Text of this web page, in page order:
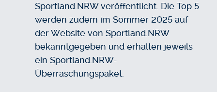
Sportland.NRW veröffentlicht. Die Top 5
werden zudem im Sommer 2025 auf
der Website von Sportland.NRW
bekanntgegeben und erhalten jeweils
ein Sportland.NRW-
Überraschungspaket.